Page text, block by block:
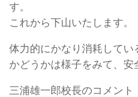
す。
これから下山いたします。
体力的にかなり消耗してい
かどうかは様子をみて、安
三浦雄一郎校長のコメント